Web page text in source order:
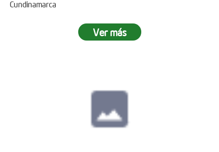
Cundinamarca
Ver más